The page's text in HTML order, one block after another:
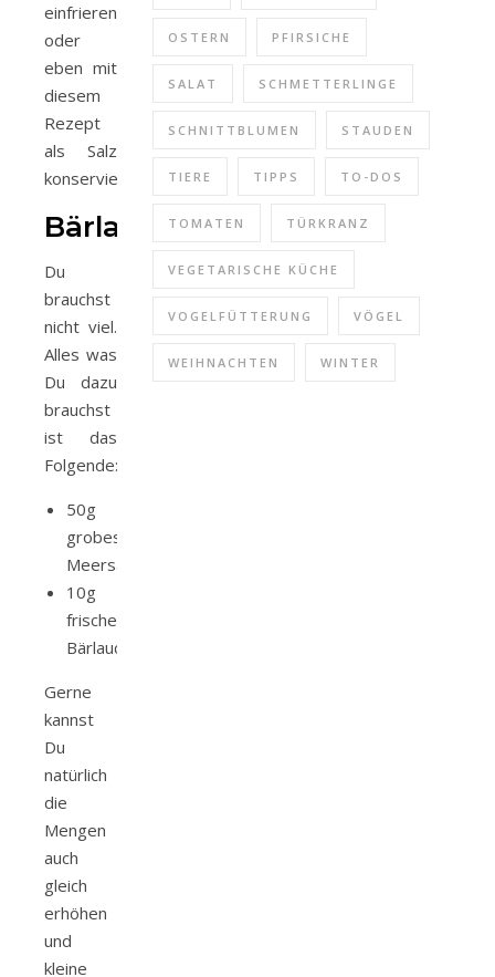
einfrieren
oder
eben mit
diesem
Rezept
als Salz
konservieren.
Bärlauchsalz
Du
brauchst
nicht viel.
Alles was
Du dazu
brauchst
ist das
Folgende:
50g
grobes
Meersalz
10g
frischer
Bärlauch
Gerne
kannst
Du
natürlich
die
Mengen
auch
gleich
erhöhen
und
kleine
OSTERN PFIRSICHE
SALAT SCHMETTERLINGE
SCHNITTBLUMEN STAUDEN
TIERE TIPPS TO-DOS
TOMATEN TÜRKRANZ
VEGETARISCHE KÜCHE
VOGELFÜTTERUNG VÖGEL
WEIHNACHTEN WINTER